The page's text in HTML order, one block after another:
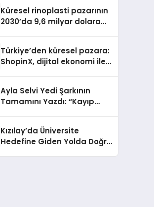
Küresel rinoplasti pazarının
2030’da 9,6 milyar dolara
Türkiye’den küresel pazara:
ShopinX, dijital ekonomi ile
Ayla Selvi Yedi Şarkının
Tamamını Yazdı: “Kayıp
Kızılay’da Üniversite
Hedefine Giden Yolda Doğru